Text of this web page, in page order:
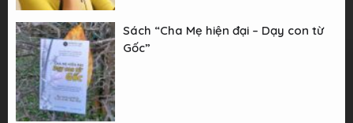
Sách “Cha Mẹ hiện đại – Dạy con từ
Gốc”